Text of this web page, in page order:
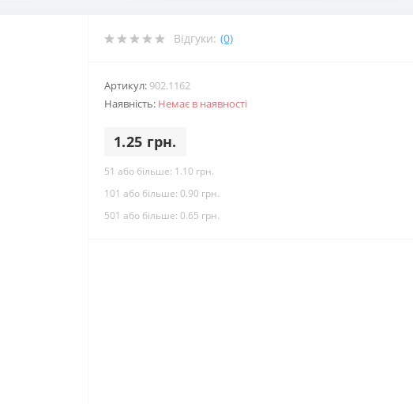
Відгуки: (0)
Артикул: 902.1162
Наявність: Немає в наявності
1.25 грн.
51 або більше: 1.10 грн.
101 або більше: 0.90 грн.
501 або більше: 0.65 грн.